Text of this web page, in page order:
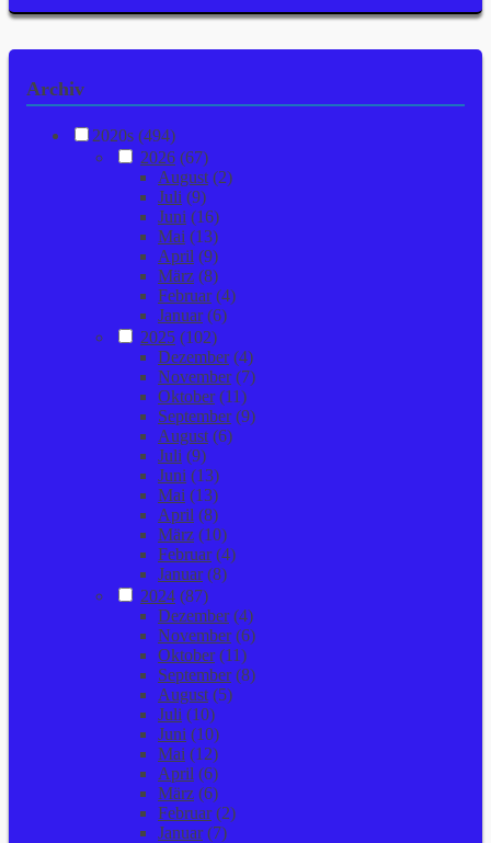
Archiv
2020s (494)
2026 (67)
August (2)
Juli (9)
Juni (16)
Mai (13)
April (9)
März (8)
Februar(4)
Januar(6)
2025 (102)
Dezember(4)
November(7)
Oktober(11)
September(9)
August (6)
Juli (9)
Juni (13)
Mai (13)
April (8)
März (10)
Februar(4)
Januar(8)
2024 (87)
Dezember(4)
November(6)
Oktober(11)
September(8)
August (5)
Juli (10)
Juni (10)
Mai (12)
April (6)
März (6)
Februar(2)
Januar(7)